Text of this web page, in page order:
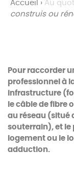
Accueil › Au
construis ou
Pour raccorder
professionnel à
infrastructure
le câble de fibre
au réseau (situé
souterrain), et le
logement ou le
adduction.